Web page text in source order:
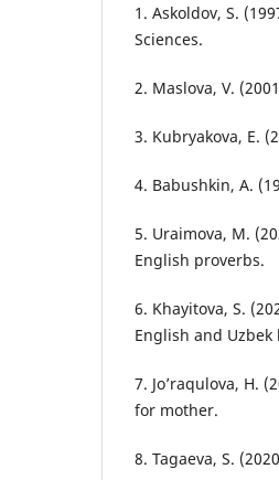
1. Askoldov, S.
Sciences.
2. Maslova, V.
3. Kubryakova, E.
4. Babushkin, A.
5. Uraimova, M.
English proverbs.
6. Khayitova, S.
English and Uzbek
7. Jo’raqulova, H.
for mother.
8. Tagaeva, S.